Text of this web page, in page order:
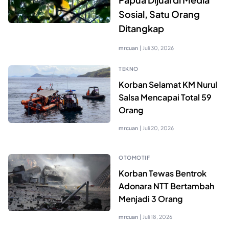
Sosial, Satu Orang
Ditangkap
mrcuan | Juli 30, 2026
TEKNO
Korban Selamat KM Nurul
Salsa Mencapai Total 59
Orang
mrcuan | Juli 20, 2026
OTOMOTIF
Korban Tewas Bentrok
Adonara NTT Bertambah
Menjadi 3 Orang
mrcuan | Juli 18, 2026